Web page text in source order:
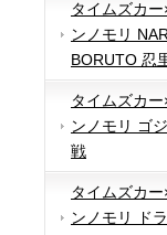
タイムズカ
ンノモリ
BORUTO 忍
タイムズカ
ンノモリ ゴ
戦
タイムズカ
ンノモリ ド